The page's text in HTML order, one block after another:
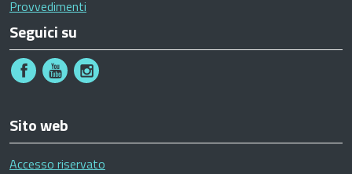
Provvedimenti
Seguici su
Sito web
Accesso riservato